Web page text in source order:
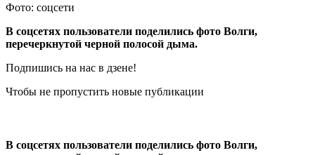
Фото: соцсети
В соцсетях пользователи поделились фото Волги,
перечеркнутой черной полосой дыма.
Подпишись на нас в дзене!
Чтобы не пропустить новые публикации
В соцсетях пользователи поделились фото Волги,